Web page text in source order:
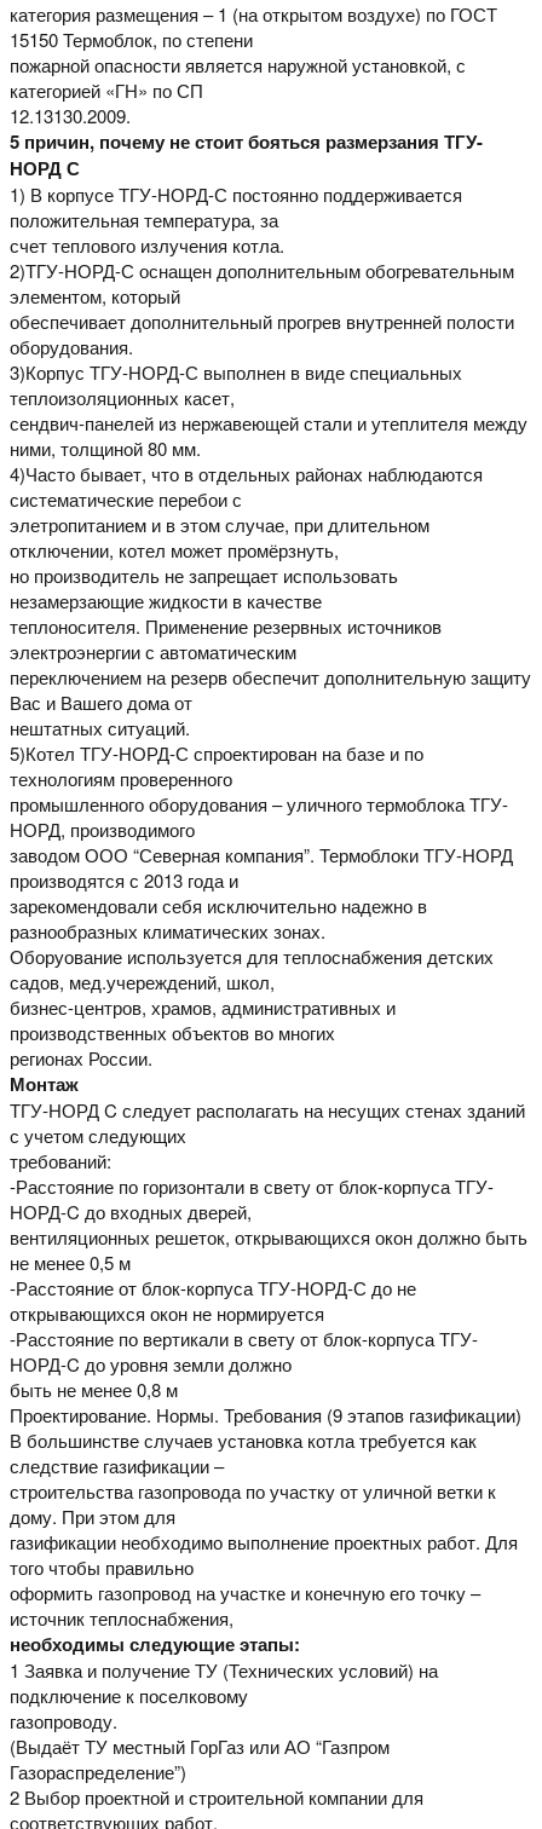
категория размещения – 1 (на открытом воздухе) по ГОСТ
15150 Термоблок, по степени
пожарной опасности является наружной установкой, с
категорией «ГН» по СП
12.13130.2009.
5 причин, почему не стоит бояться размерзания ТГУ-
НОРД С
1) В корпусе ТГУ-НОРД-С постоянно поддерживается
положительная температура, за
счет теплового излучения котла.
2)ТГУ-НОРД-С оснащен дополнительным обогревательным
элементом, который
обеспечивает дополнительный прогрев внутренней полости
оборудования.
3)Корпус ТГУ-НОРД-С выполнен в виде специальных
теплоизоляционных касет,
сендвич-панелей из нержавеющей стали и утеплителя между
ними, толщиной 80 мм.
4)Часто бывает, что в отдельных районах наблюдаются
систематические перебои с
элетропитанием и в этом случае, при длительном
отключении, котел может промёрзнуть,
но производитель не запрещает использовать
незамерзающие жидкости в качестве
теплоносителя. Применение резервных источников
электроэнергии с автоматическим
переключением на резерв обеспечит дополнительную защиту
Вас и Вашего дома от
нештатных ситуаций.
5)Котел ТГУ-НОРД-С спроектирован на базе и по
технологиям проверенного
промышленного оборудования – уличного термоблока ТГУ-
НОРД, производимого
заводом ООО “Северная компания”. Термоблоки ТГУ-НОРД
производятся с 2013 года и
зарекомендовали себя исключительно надежно в
разнообразных климатических зонах.
Оборуование используется для теплоснабжения детских
садов, мед.учереждений, школ,
бизнес-центров, храмов, административных и
производственных объектов во многих
регионах России.
Монтаж
ТГУ-НОРД C следует располагать на несущих стенах зданий
с учетом следующих
требований:
-Расстояние по горизонтали в свету от блок-корпуса ТГУ-
НОРД-C до входных дверей,
вентиляционных решеток, открывающихся окон должно быть
не менее 0,5 м
-Расстояние от блок-корпуса ТГУ-НОРД-С до не
открывающихся окон не нормируется
-Расстояние по вертикали в свету от блок-корпуса ТГУ-
НОРД-C до уровня земли должно
быть не менее 0,8 м
Проектирование. Нормы. Требования (9 этапов газификации)
В большинстве случаев установка котла требуется как
следствие газификации –
строительства газопровода по участку от уличной ветки к
дому. При этом для
газификации необходимо выполнение проектных работ. Для
того чтобы правильно
оформить газопровод на участке и конечную его точку –
источник теплоснабжения,
необходимы следующие этапы:
1 Заявка и получение ТУ (Технических условий) на
подключение к поселковому
газопроводу.
(Выдаёт ТУ местный ГорГаз или АО “Газпром
Газораспределение”)
2 Выбор проектной и строительной компании для
соответствующих работ.